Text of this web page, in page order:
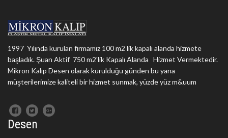
1997 Yılında kurulan firmamız 100 m2 lik kapalı alanda hizmete
başladık. Şuan Aktif 750 m2'lik Kapalı Alanda Hizmet Vermektedir.
Mikron Kalıp Desen olarak kurulduğu günden bu yana
müşterilerimize kaliteli bir hizmet sunmak, yüzde yüz m&uum
Desen